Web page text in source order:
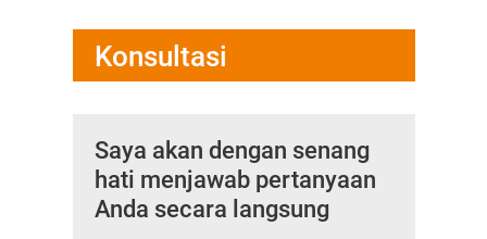
Konsultasi
Saya akan dengan senang
hati menjawab pertanyaan
Anda secara langsung